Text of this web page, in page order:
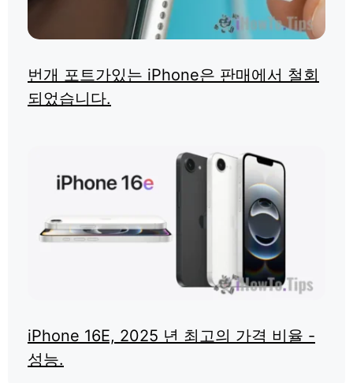
번개 포트가있는 iPhone은 판매에서 철회
되었습니다.
iPhone 16E, 2025 년 최고의 가격 비율 -
성능.